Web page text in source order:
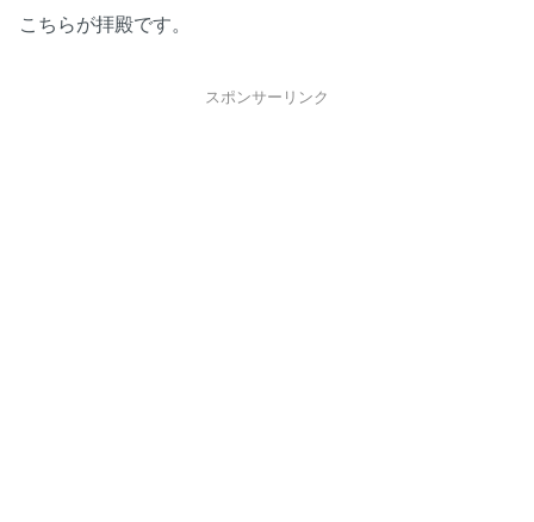
こちらが拝殿です。
スポンサーリンク